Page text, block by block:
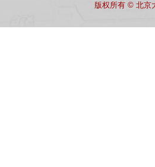
版权所有 © 北